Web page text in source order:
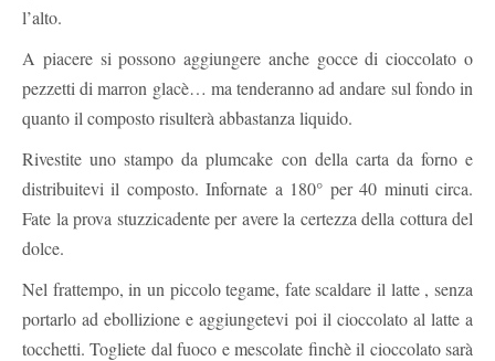
l’alto.
A piacere si possono aggiungere anche gocce di cioccolato o
pezzetti di marron glacè… ma tenderanno ad andare sul fondo in
quanto il composto risulterà abbastanza liquido.
Rivestite uno stampo da plumcake con della carta da forno e
distribuitevi il composto. Infornate a 180° per 40 minuti circa.
Fate la prova stuzzicadente per avere la certezza della cottura del
dolce.
Nel frattempo, in un piccolo tegame, fate scaldare il latte , senza
portarlo ad ebollizione e aggiungetevi poi il cioccolato al latte a
tocchetti. Togliete dal fuoco e mescolate finchè il cioccolato sarà